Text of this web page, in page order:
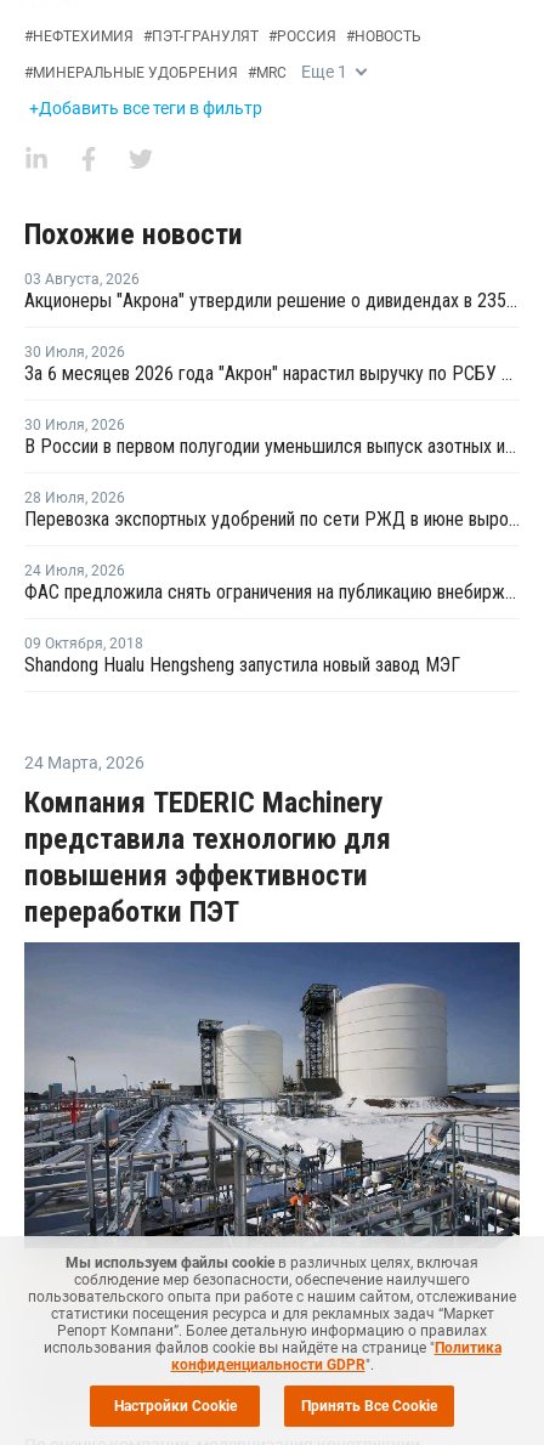
#НЕФТЕХИМИЯ #ПЭТ-ГРАНУЛЯТ #РОССИЯ #НОВОСТЬ
#МИНЕРАЛЬНЫЕ УДОБРЕНИЯ #MRC Еще 1
+Добавить все теги в фильтр
Похожие новости
03 Августа, 2026
Акционеры "Акрона" утвердили решение о дивидендах в 235 рублей на акцию
30 Июля, 2026
За 6 месяцев 2026 года "Акрон" нарастил выручку по РСБУ на 1,3%
30 Июля, 2026
В России в первом полугодии уменьшился выпуск азотных и фосфорных удобрений
28 Июля, 2026
Перевозка экспортных удобрений по сети РЖД в июне выросла на 11,2%
24 Июля, 2026
ФАС предложила снять ограничения на публикацию внебиржевых индексов на удобрения
09 Октября, 2018
Shandong Hualu Hengsheng запустила новый завод МЭГ
24 Марта, 2026
Компания TEDERIC Machinery
представила технологию для
повышения эффективности
переработки ПЭТ
Маркет Репорт-- Компания TEDERIC Machinery,
специализирующаяся на интегрированных решениях для
литья пластмасс под давлением, представила технологию,
ориентированную на повышение эффективности
переработки ПЭТ, говорится в сообщении компании.
Мы используем файлы cookieв различных целях, включая
соблюдение мер безопасности, обеспечение наилучшего
пользовательского опыта при работе с нашим сайтом, отслеживание
статистики посещения ресурса и для рекламных задач “Маркет
Репорт Компани”. Более детальную информацию о правилах
использования файлов cookie вы найдёте на странице "Политика
конфиденциальности GDPR".
Настройки Cookie Принять Все Cookie